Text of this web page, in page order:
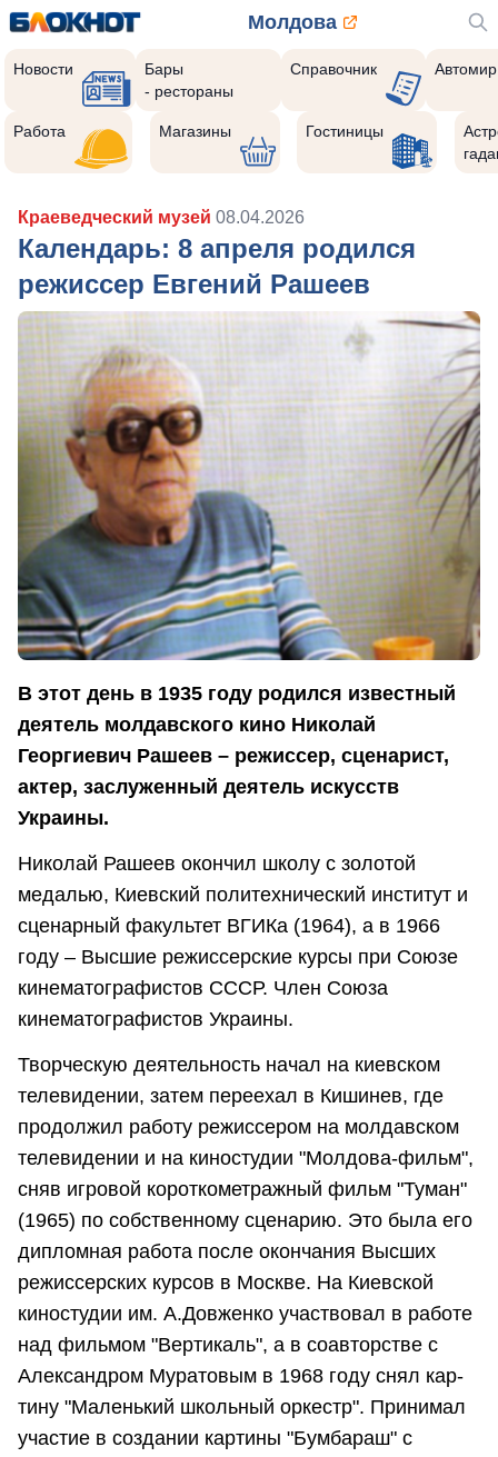
Молдова
Новости
Бары
- рестораны
Справочник Автомир
Работа Магазины Гостиницы
Краеведческий музей 08.04.2026
Календарь: 8 апреля родился
режиссер Евгений Рашеев
В этот день в 1935 году родился известный
деятель молдавского кино Николай
Георгиевич Рашеев – режиссер, сценарист,
актер, заслуженный дея­тель искусств
Украины.
Николай Рашеев окончил школу с золотой
медалью, Киевский политехнический институт и
сценарный факультет ВГИКа (1964), а в 1966
году – Высшие режиссерские курсы при Союзе
кинематографистов СССР. Член Союза
кинематографистов Украины.
Творческую деятельность начал на киевском
телевидении, затем переехал в Кишинев, где
продолжил работу режиссером на молдавском
телевидении и на киностудии "Молдова-фильм",
сняв игровой короткометражный фильм "Туман"
(1965) по собственному сценарию. Это была его
дипломная работа после окончания Высших
режиссерских курсов в Москве. На Киевской
киностудии им. А.Довженко участвовал в работе
над фильмом "Вертикаль", а в соавторстве с
Александром Муратовым в 1968 году снял кар­
тину "Маленький школьный оркестр". Принимал
участие в создании картины "Бумбараш" с